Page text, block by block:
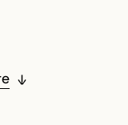
pour ajouter